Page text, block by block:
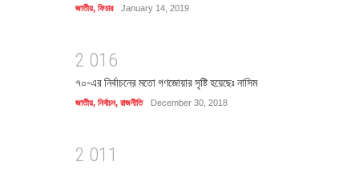
জাতীয়, ফিচার January 14, 2019
2 01 6
৭০-এর নির্বাচনের মতো গণজোয়ার সৃষ্টি হয়েছেঃ নাসিম
জাতীয়, নির্বাচন, রাজনীতি December 30, 2018
2 01 1